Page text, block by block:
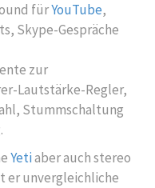
fürYouTube,
Skype-Gespräche
zur
Lautstärke-Regler,
Stummschaltung
Yetiaber auch stereo
erunvergleichliche